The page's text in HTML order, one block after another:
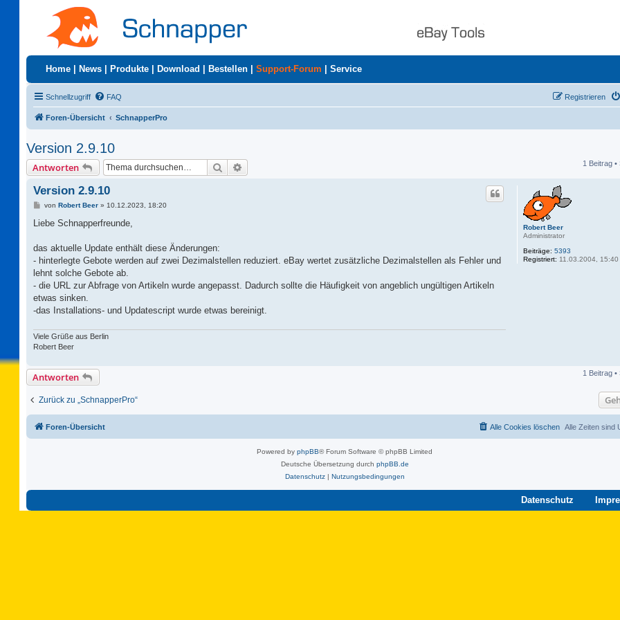
Home News Produkte Download Bestellen Support-Forum Service
Schnellzugriff FAQ Registrieren
Foren-Übersicht SchnapperPro
Version 2.9.10
Antworten Suche 1 Beitrag •
Robert Beer
Administrator
Beiträge: 5393
Registriert: 11.03.2004, 15:40
Version 2.9.10
B
i
a
von Robert Beer» 10.12.2023, 18:20
Liebe Schnapperfreunde,
das aktuelle Update enthält diese Änderungen:
- hinterlegte Gebote werden auf zwei Dezimalstellen reduziert. eBay wertet zusätzliche Dezimalstellen als Fehler und
lehnt solche Gebote ab.
- die URL zur Abfrage von Artikeln wurde angepasst. Dadurch sollte die Häufigkeit von angeblich ungültigen Artikeln
etwas sinken.
-das Installations- und Updatescript wurde etwas bereinigt.
Viele Grüße aus Berlin
Robert Beer
Antworten 1 Beitrag •
Zurück zu „SchnapperPro“
Foren-Übersicht Alle Zeiten sind
Alle Cookies löschen
Powered by phpBB® Forum Software © phpBB Limited
Deutsche Übersetzung durch phpBB.de
Datenschutz| Nutzungsbedingungen
Datenschutz